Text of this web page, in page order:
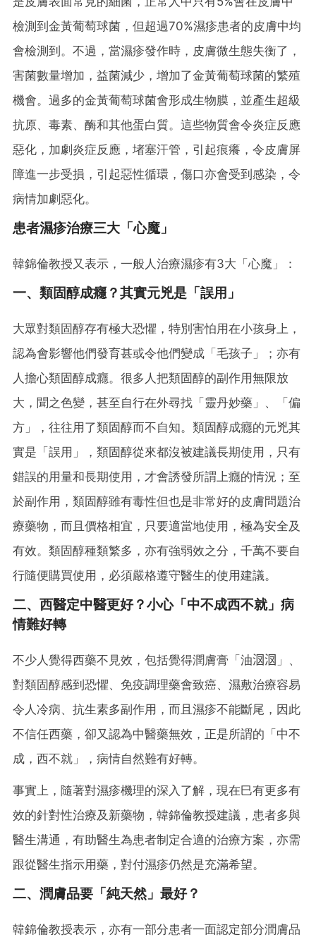
檢測到金黃葡萄球菌，但超過70%濕疹患者的皮膚中均
會檢測到。不過，當濕疹發作時，皮膚微生態失衡了，
害菌數量增加，益菌減少，增加了金黃葡萄球菌的繁殖
機會。過多的金黃葡萄球菌會形成生物膜，並產生超級
抗原、毒素、酶和其他蛋白質。這些物質會令炎症反應
惡化，加劇炎症反應，堵塞汗管，引起痕癢，令皮膚屏
障進一步受損，引起惡性循環，傷口亦會受到感染，令
病情加劇惡化。
患者濕疹治療三大「心魔」
韓錦倫教授又表示，一般人治療濕疹有3大「心魔」：
一、類固醇成癮？其實元兇是「誤用」
大眾對類固醇存有極大恐懼，特別害怕用在小孩身上，
認為會影響他們發育甚或令他們變成「毛孩子」；亦有
人擔心類固醇成癮。很多人把類固醇的副作用無限放
大，聞之色變，甚至自行在外尋找「靈丹妙藥」、「偏
方」，往往用了類固醇而不自知。類固醇成癮的元兇其
實是「誤用」，類固醇從來都沒被建議長期使用，只有
錯誤的用量和長期使用，才會誘發所謂上癮的情況；至
於副作用，類固醇雖有毒性但也是非常好的皮膚問題治
療藥物，而且價格相宜，只要適當地使用，極為安全及
有效。類固醇種類繁多，亦有強弱效之分，千萬不要自
行隨便購買使用，必須嚴格遵守醫生的使用建議。
二、西醫定中醫更好？小心「中不成西不就」病
情難好轉
不少人覺得西藥不見效，包括覺得潤膚膏「油𣲷𣲷」、
對類固醇感到恐懼、免疫調理藥會致癌、濕敷治療容易
令人冷病、抗生素多副作用，而且濕疹不能斷尾，因此
不信任西藥，卻又認為中醫藥無效，正是所謂的「中不
成，西不就」，病情自然難有好轉。
事實上，隨著對濕疹機理的深入了解，現在巳有更多有
效的針對性治療及新藥物，韓錦倫教授建議，患者多與
醫生溝通，有助醫生為患者制定合適的治療方案，亦需
跟從醫生指示用藥，對付濕疹仍然是充滿希望。
二、潤膚品要「純天然」最好？
韓錦倫教授表示，亦有一部分患者一面認定部分潤膚品